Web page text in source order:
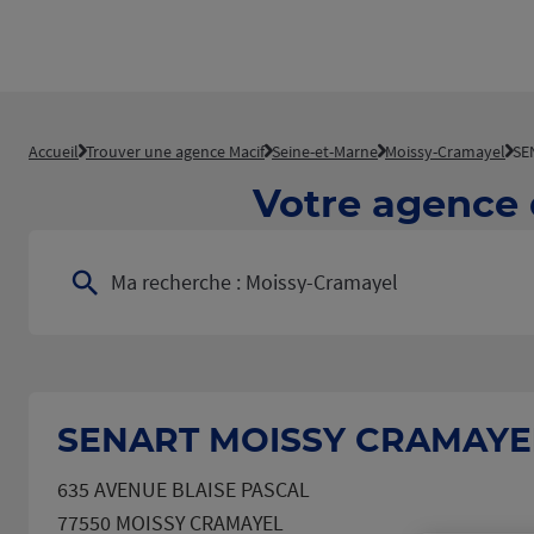
Accueil Trouver une agence Macif Seine-et-Marne Moissy-Cramayel
Votre agence
Ma recherche : Moissy-Cramayel
SENART MOISSY
635 AVENUE BLAISE PASCAL
77550 MOISSY CRAMAYEL